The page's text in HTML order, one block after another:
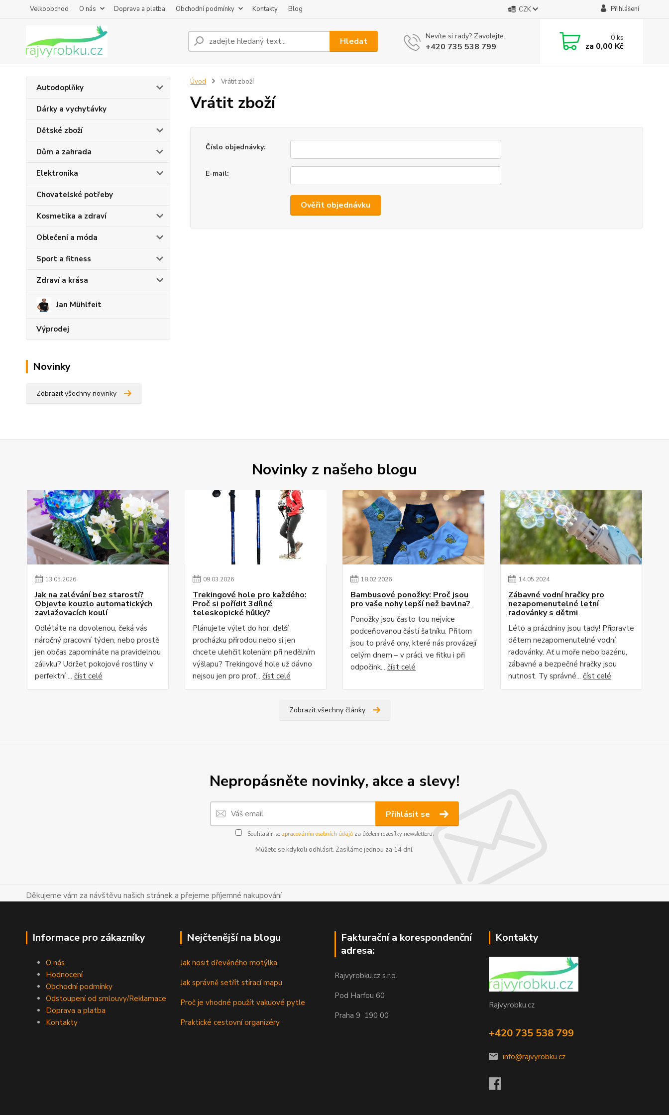
Velkoobchod O nás Doprava a platba Obchodní podmínky Kontakty Blog CZK Přihlášení
Hledat Nevíte si rady? Zavolejte.
+420 735 538 799
0ks
za 0,00 Kč
Autodoplňky
Dárky a vychytávky
Dětské zboží
Dům a zahrada
Elektronika
Chovatelské potřeby
Kosmetika a zdraví
Oblečení a móda
Sport a fitness
Zdraví a krása
Jan Mühlfeit
Výprodej
Novinky
Zobrazit všechny novinky
Úvod Vrátit zboží
Vrátit zboží
Číslo objednávky:
E-mail:
Ověřit objednávku
Novinky z našeho blogu
13.05.2026
Jak na zalévání bez starostí?
Objevte kouzlo automatických
zavlažovacích koulí
Odlétáte na dovolenou, čeká vás
náročný pracovní týden, nebo prostě
jen občas zapomínáte na pravidelnou
zálivku? Udržet pokojové rostliny v
perfektní ... číst celé
09.03.2026
Trekingové hole pro každého:
Proč si pořídit 3dílné
teleskopické hůlky?
Plánujete výlet do hor, delší
procházku přírodou nebo si jen
chcete ulehčit kolenům při nedělním
výšlapu? Trekingové hole už dávno
nejsou jen pro prof... číst celé
18.02.2026
Bambusové ponožky: Proč jsou
pro vaše nohy lepší než bavlna?
Ponožky jsou často tou nejvíce
podceňovanou částí šatníku. Přitom
jsou to právě ony, které nás provázejí
celým dnem – v práci, ve fitku i při
odpočink... číst celé
14.05.2024
Zábavné vodní hračky pro
nezapomenutelné letní
radovánky s dětmi
Léto a prázdniny jsou tady! Připravte
dětem nezapomenutelné vodní
radovánky. Ať u moře nebo bazénu,
zábavné a bezpečné hračky jsou
nutnost. Ty správné...číst celé
Zobrazit všechny články
Nepropásněte novinky, akce a slevy!
Přihlásit se
Souhlasím se zpracováním osobních údajůza účelem rozesílky newsletteru.
Můžete se kdykoli odhlásit. Zasíláme jednou za 14 dní.
Děkujeme vám za návštěvu našich stránek a přejeme příjemné nakupování
Informace pro zákazníky
O nás
Hodnocení
Obchodní podmínky
Odstoupení od smlouvy/Reklamace
Doprava a platba
Kontakty
Nejčtenější na blogu
Jak nosit dřevěného motýlka
Jak správně setřít stírací mapu
Proč je vhodné použít vakuové pytle
Praktické cestovní organizéry
Fakturační a korespondenční
adresa:
Rajvyrobku.cz s.r.o.
Pod Harfou 60
Praha 9 190 00
Kontakty
Rajvyrobku.cz
+420 735 538 799
info@rajvyrobku.cz